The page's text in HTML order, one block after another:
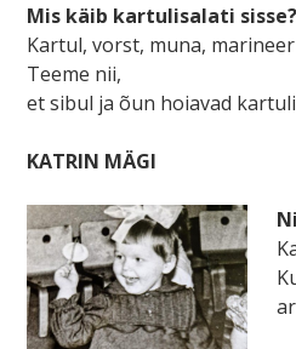
Mis käib kartulisalati sisse?
Kartul, vorst, muna,
Teeme nii,
et sibul ja õun hoiavad
KATRIN MÄGI